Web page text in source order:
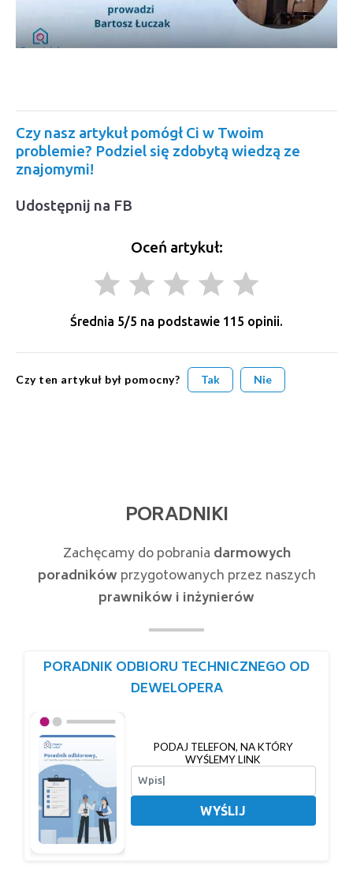
Czy nasz artykuł pomógł Ci w Twoim
problemie? Podziel się zdobytą wiedzą ze
znajomymi!
Udostępnij na FB
Oceń artykuł:
grade grade grade grade grade
Średnia 5/5 na podstawie 115 opinii.
Czy ten artykuł był pomocny? Tak Nie
PORADNIKI
Zachęcamy do pobrania darmowych
poradników przygotowanych przez naszych
prawników i inżynierów
PORADNIK ODBIORU TECHNICZNEGO OD
DEWELOPERA
PODAJ TELEFON, NA KTÓRY
WYŚLEMY LINK
WYŚLIJ